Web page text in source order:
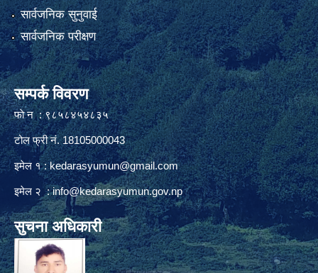
सार्वजनिक सुनुवाई
सार्वजनिक परीक्षण
सम्पर्क विवरण
फाे न : ९८५८४५४८३५
टोल फ्री नं. 18105000043
इमेल १ :kedarasyumun@gmail.com
इमेल २ :info@kedarasyumun.gov.np
सुचना अधिकारी